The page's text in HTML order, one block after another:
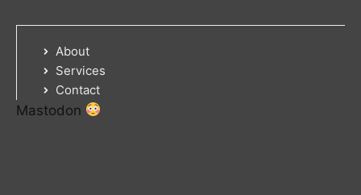
About
Services
Contact
Mastodon